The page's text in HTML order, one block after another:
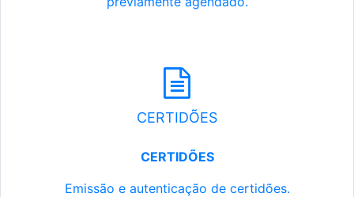
CERTIDÕES
CERTIDÕES
Emissão e autenticação de certidões.